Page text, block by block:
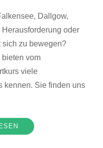
Dallgow,
oder
zu bewegen?
vom
viele
kennen. Sie finden uns